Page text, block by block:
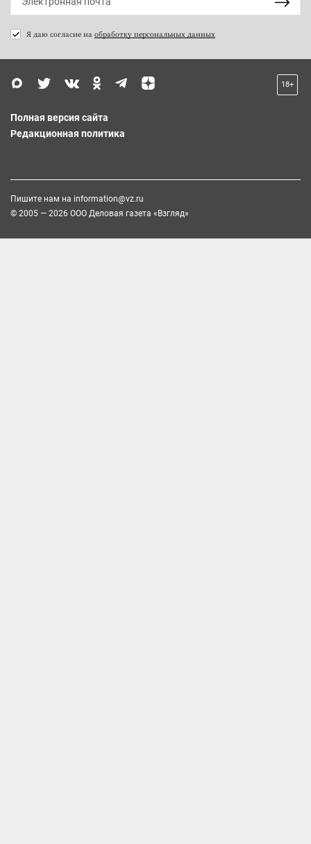
Я даю согласие на обработку персональных данных
18+
Полная версия сайта
Редакционная политика
Пишите нам на information@vz.ru
© 2005 — 2026 ООО Деловая газета «Взгляд»